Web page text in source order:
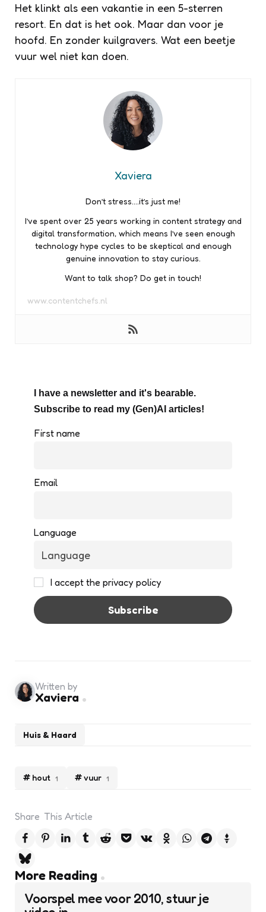
Het klinkt als een vakantie in een 5-sterren
resort. En dat is het ook. Maar dan voor je
hoofd. En zonder kuilgravers. Wat een beetje
vuur wel niet kan doen.
Xaviera
Don’t stress….it’s just me!
I’ve spent over 25 years working in content strategy and
digital transformation, which means I’ve seen enough
technology hype cycles to be skeptical and enough
genuine innovation to stay curious.
Want to talk shop? Do get in touch!
www.contentchefs.nl
I have a newsletter and it's bearable.
Subscribe to read my (Gen)AI articles!
First name
Email
Language
I accept the privacy policy
hout 1 vuur 1
Huis & Haard
Written by
Xaviera
Share This Article
More Reading
Post
navigation
Voorspel mee voor 2010, stuur je